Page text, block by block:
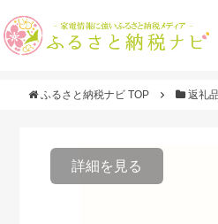
ふるさと納税ナビ TOP 返礼
詳細を見る